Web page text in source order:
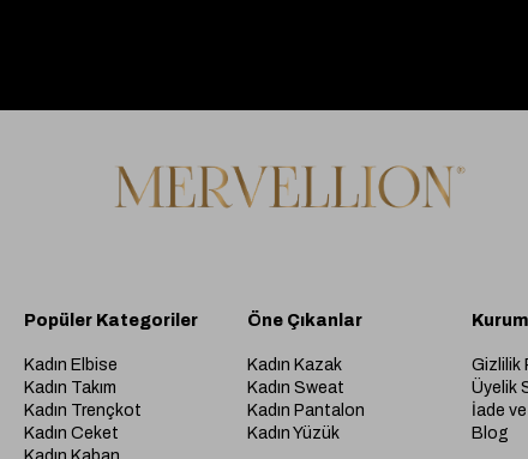
Popüler Kategoriler
Kadın Elbise
Kadın Takım
Kadın Trençkot
Kadın Ceket
Öne Çıkanlar
Kadın Kazak
Kadın Sweat
Kadın Pantalon
Kadın Yüzük
Gizlilik
Üyelik
İade
Blog